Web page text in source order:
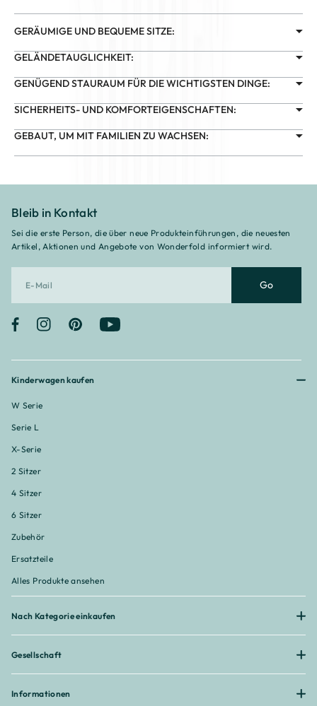
GERÄUMIGE UND BEQUEME SITZE:
GELÄNDETAUGLICHKEIT:
GENÜGEND STAURAUM FÜR DIE WICHTIGSTEN DINGE:
SICHERHEITS- UND KOMFORTEIGENSCHAFTEN:
GEBAUT, UM MIT FAMILIEN ZU WACHSEN:
Kinderwagen kaufen
W Serie
Serie L
X-Serie
2 Sitzer
4 Sitzer
6 Sitzer
Zubehör
Ersatzteile
Alles Produkte ansehen
Nach Kategorie einkaufen
Gesellschaft
Informationen
Bleib in Kontakt
Sei die erste Person, die über neue Produkteinführungen, die neuesten
Artikel, Aktionen und Angebote von Wonderfold informiert wird.
Go
FacebookInstagramPinterest YouTube